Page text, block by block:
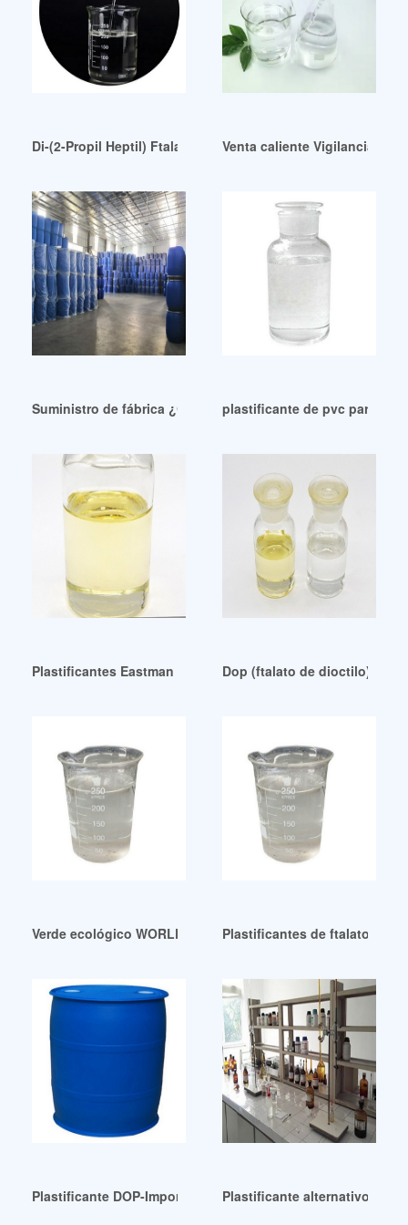
Di-(2-Propil Heptil) Ftalato (DPHP)CAS:89-16-7-Blog
Venta caliente Vigilancia de
Suministro de fábrica ¿Qué es el plastificante de hormigón
plastificante de pvc para
Plastificantes Eastman para uso médico a buen precio
Dop (ftalato de dioctilo)
Verde ecológico WORLDCHEM CORPORATION-PVC DOP/
Plastificantes de ftalato de
Plastificante DOP-Importador Distribuidor de Plastificante
Plastificante alternativo-